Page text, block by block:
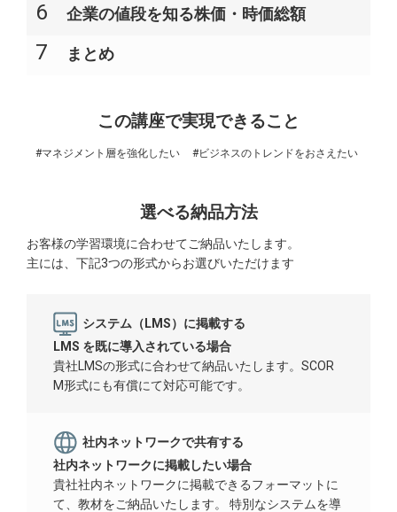
6 企業の値段を知る株価・時価総額
7 まとめ
この講座で実現できること
#マネジメント層を強化したい #ビジネスのトレンドをおさえたい
選べる納品方法
お客様の学習環境に合わせてご納品いたします。
主には、下記3つの形式からお選びいただけます
システム（LMS）に掲載する
LMS を既に導入されている場合
貴社LMSの形式に合わせて納品いたします。SCOR
M形式にも有償にて対応可能です。
社内ネットワークで共有する
社内ネットワークに掲載したい場合
貴社社内ネットワークに掲載できるフォーマットに
て、教材をご納品いたします。 特別なシステムを導